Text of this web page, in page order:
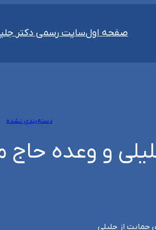
صفحه اولسایت رسمی دکتر
دسته‌بندی نشده
و وعده حاج
حمایت از جلیلی